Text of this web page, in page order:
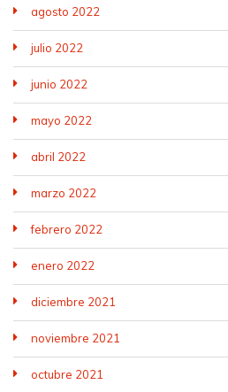
agosto 2022
julio 2022
junio 2022
mayo 2022
abril 2022
marzo 2022
febrero 2022
enero 2022
diciembre 2021
noviembre 2021
octubre 2021